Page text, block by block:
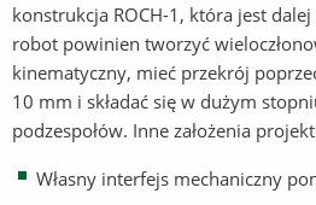
konstrukcja ROCH-1, która jest
robot powinien tworzyć
kinematyczny, mieć przekrój
10 mm i składać się w dużym
podzespołów. Inne założenia
Własny interfejs mechaniczny